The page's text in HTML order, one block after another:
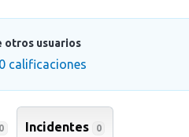
otros usuarios
0 calificaciones
0 Incidentes 0